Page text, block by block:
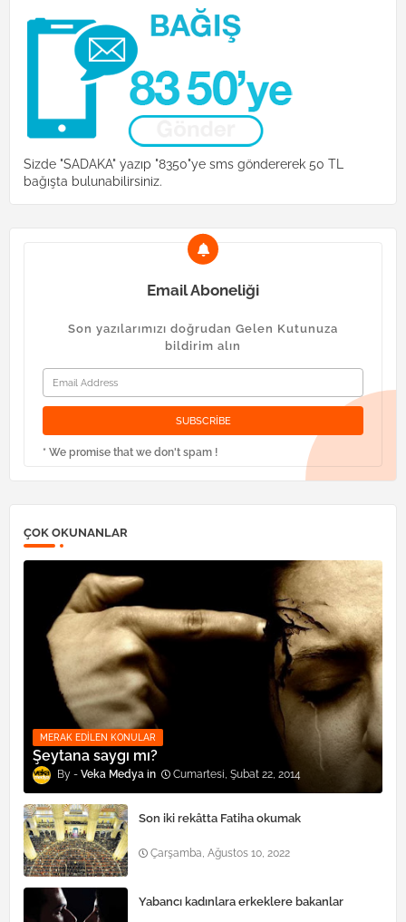
Sizde "SADAKA" yazıp "8350"ye sms göndererek 50 TL
bağışta bulunabilirsiniz.
Email Aboneliği
Son yazılarımızı doğrudan Gelen Kutunuza
bildirim alın
* We promise that we don't spam !
ÇOK OKUNANLAR
MERAK EDILEN KONULAR
Şeytana saygı mı?
Veka Medya Cumartesi, Şubat 22, 2014
Son iki rekâtta Fatiha okumak
Çarşamba, Ağustos 10, 2022
Yabancı kadınlara erkeklere bakanlar